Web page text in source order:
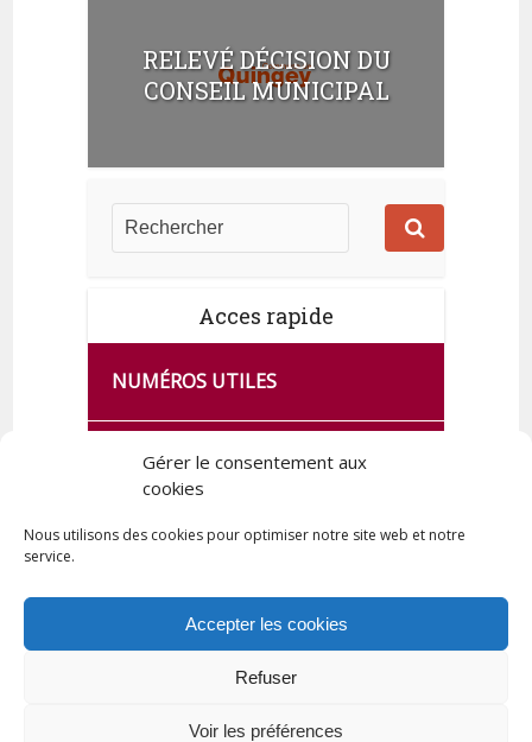
Gérer le consentement aux
cookies
Nous utilisons des cookies pour optimiser notre site web et notre
service.
Accepter les cookies
Refuser
Voir les préférences
RELEVÉ DÉCISION DU
CONSEIL MUNICIPAL
Acces rapide
NUMÉROS UTILES
CA SE PASSE À FRANCE SERVICES
DE QUINGEY
Tous droits réservés © 2023 Commune de Quingey / Création -